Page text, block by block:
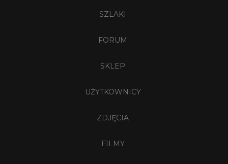
SZLAKI
FORUM
SKLEP
UŻYTKOWNICY
ZDJĘCIA
FILMY